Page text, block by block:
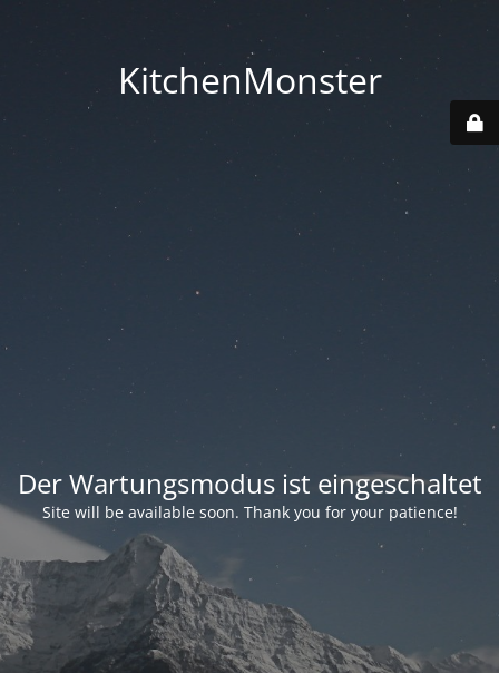
KitchenMonster
Der Wartungsmodus ist eingeschaltet
Site will be available soon. Thank you for your patience!